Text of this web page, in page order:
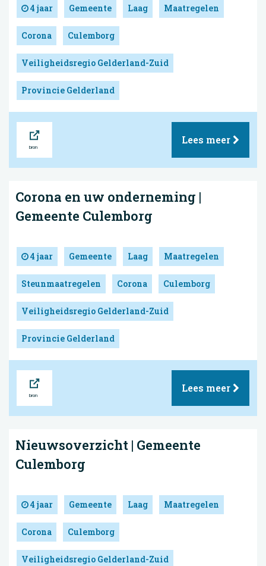
4 jaar Gemeente Laag Maatregelen
Corona Culemborg
Veiligheidsregio Gelderland-Zuid
Provincie Gelderland
Lees meer
Corona en uw onderneming |
Gemeente Culemborg
4 jaar Gemeente Laag Maatregelen
Steunmaatregelen Corona Culemborg
Veiligheidsregio Gelderland-Zuid
Provincie Gelderland
Lees meer
Nieuwsoverzicht | Gemeente
Culemborg
4 jaar Gemeente Laag Maatregelen
Corona Culemborg
Veiligheidsregio Gelderland-Zuid